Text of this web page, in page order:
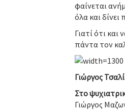
φαίνεται
όλα και
Γιατί ότι και
πάντα τον
Γιώργος
Στο
Γιώργος